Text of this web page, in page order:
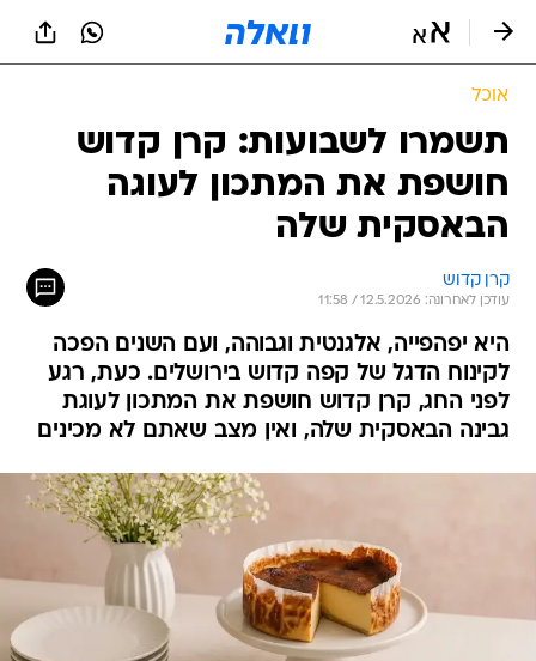
אוכל
תשמרו לשבועות: קרן קדוש
חושפת את המתכון לעוגה
הבאסקית שלה
קרן קדוש
עודכן לאחרונה: 12.5.2026 / 11:58
היא יפהפייה, אלגנטית וגבוהה, ועם השנים הפכה
לקינוח הדגל של קפה קדוש בירושלים. כעת, רגע
לפני החג, קרן קדוש חושפת את המתכון לעוגת
גבינה הבאסקית שלה, ואין מצב שאתם לא מכינים